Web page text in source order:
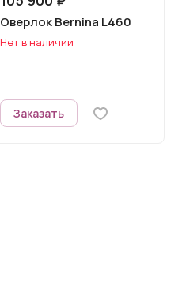
Оверлок Bernina L460
Нет в наличии
Заказать